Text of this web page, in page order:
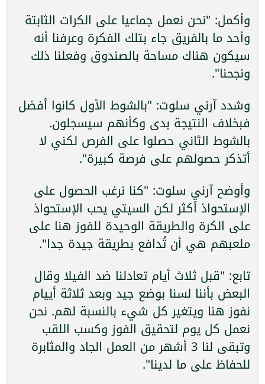
وأكمل: "نحن نعمل جماعيا على الكرات الثابتة
وأحد ما بالفريق جاء بتلك الفكرة وعرفنا أنه
سيكون هناك مساحة بالصندوق وفعلنا ذلك
ونجحنا".
وشدد آرني سلوت: "بالشوط الأول كانوا أفضل
فبخلاف النتيجة بدى وكأنهم سيسجلون.
بالشوط الثاني حصلوا على الفرص لكني لا
أتذكر حصولهم على فرصة كبيرة".
وأوضح آرني سلوت: "كنا نرغب الحصول على
الإستحواذ أكثر لكن السيتي يحب الإستحواذ
على الكرة والطريقة الوحيدة للفوز هنا على
ملعبهم هي أن تُدافع بطريقة جيدة جدا".
تابع: "قبل ثلاث أيام تعادلنا ضد الفيلا وقال
البعض بأننا لسنا بوضع جيد وبعد ثلاثة أييام
نفوز هنا ويتغير كل شيء بالنسبة لهم. نحن
نعمل كل يوم لتحقيق الفوز وكسب اللقب
وتبقى لنا 3 أشهر من العمل الجاد والمثابرة
للحفاظ على ما لدينا".